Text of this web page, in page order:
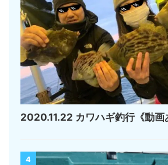
2020.11.22 カワハギ釣行《動画
4